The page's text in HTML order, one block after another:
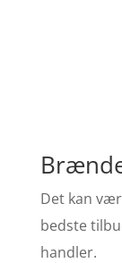
Det kan
bedste
handler.